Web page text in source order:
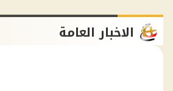
الاخبار العامة